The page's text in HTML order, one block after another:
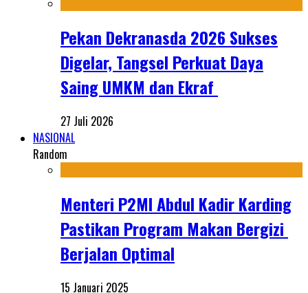
Pekan Dekranasda 2026 Sukses
Digelar, Tangsel Perkuat Daya
Saing UMKM dan Ekraf
27 Juli 2026
NASIONAL
Random
Menteri P2MI Abdul Kadir Karding
Pastikan Program Makan Bergizi
Berjalan Optimal
15 Januari 2025